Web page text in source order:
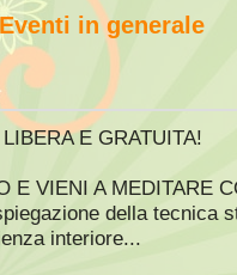
Eventi in generale
E GRATUITA!
E VIENI A MEDITARE
della tecnica
interiore...